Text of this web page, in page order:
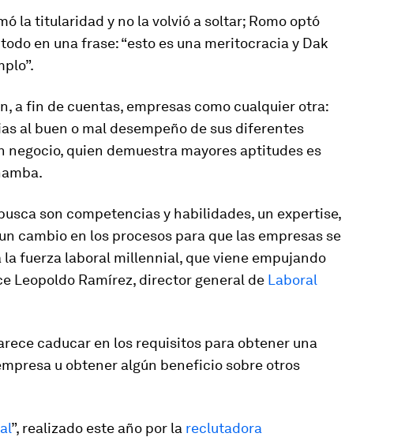
la titularidad y no la volvió a soltar; Romo optó
en una frase: “esto es una meritocracia y Dak
a fin de cuentas, empresas como cualquier otra:
al buen o mal desempeño de sus diferentes
negocio, quien demuestra mayores aptitudes es
son competencias y habilidades, un expertise,
cambio en los procesos para que las empresas se
la fuerza laboral millennial, que viene empujando
Leopoldo Ramírez, director general de Laboral
caducar en los requisitos para obtener una
u obtener algún beneficio sobre otros
”, realizado este año por la reclutadora